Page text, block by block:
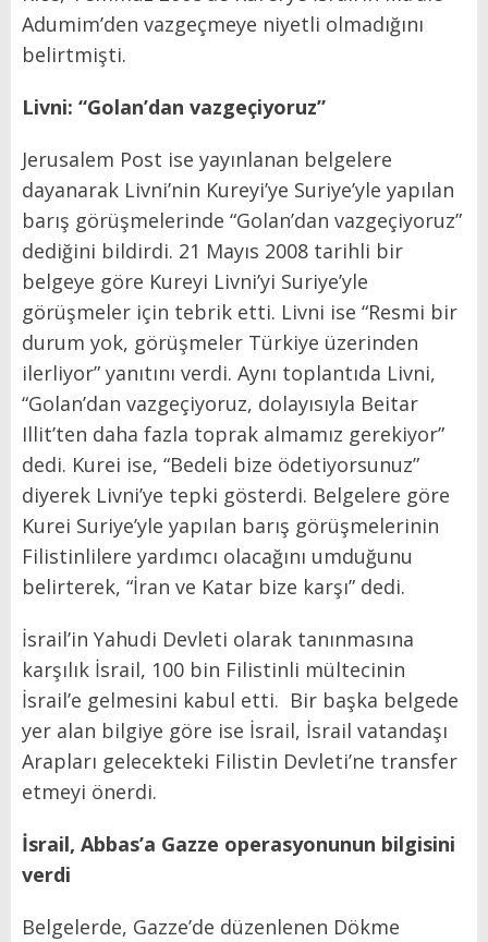
Adumim’den vazgeçmeye niyetli olmadığını
belirtmişti.
Livni: “Golan’dan vazgeçiyoruz”
Jerusalem Post ise yayınlanan belgelere
dayanarak Livni’nin Kureyi’ye Suriye’yle yapılan
barış görüşmelerinde “Golan’dan vazgeçiyoruz”
dediğini bildirdi. 21 Mayıs 2008 tarihli bir
belgeye göre Kureyi Livni’yi Suriye’yle
görüşmeler için tebrik etti. Livni ise “Resmi bir
durum yok, görüşmeler Türkiye üzerinden
ilerliyor” yanıtını verdi. Aynı toplantıda Livni,
“Golan’dan vazgeçiyoruz, dolayısıyla Beitar
Illit’ten daha fazla toprak almamız gerekiyor”
dedi. Kurei ise, “Bedeli bize ödetiyorsunuz”
diyerek Livni’ye tepki gösterdi. Belgelere göre
Kurei Suriye’yle yapılan barış görüşmelerinin
Filistinlilere yardımcı olacağını umduğunu
belirterek, “İran ve Katar bize karşı” dedi.
İsrail’in Yahudi Devleti olarak tanınmasına
karşılık İsrail, 100 bin Filistinli mültecinin
İsrail’e gelmesini kabul etti. Bir başka belgede
yer alan bilgiye göre ise İsrail, İsrail vatandaşı
Arapları gelecekteki Filistin Devleti’ne transfer
etmeyi önerdi.
İsrail, Abbas’a Gazze operasyonunun bilgisini
verdi
Belgelerde, Gazze’de düzenlenen Dökme